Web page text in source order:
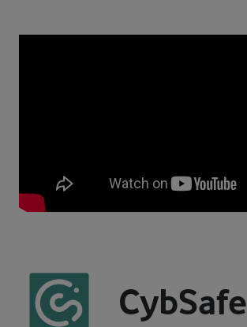
CybSafe